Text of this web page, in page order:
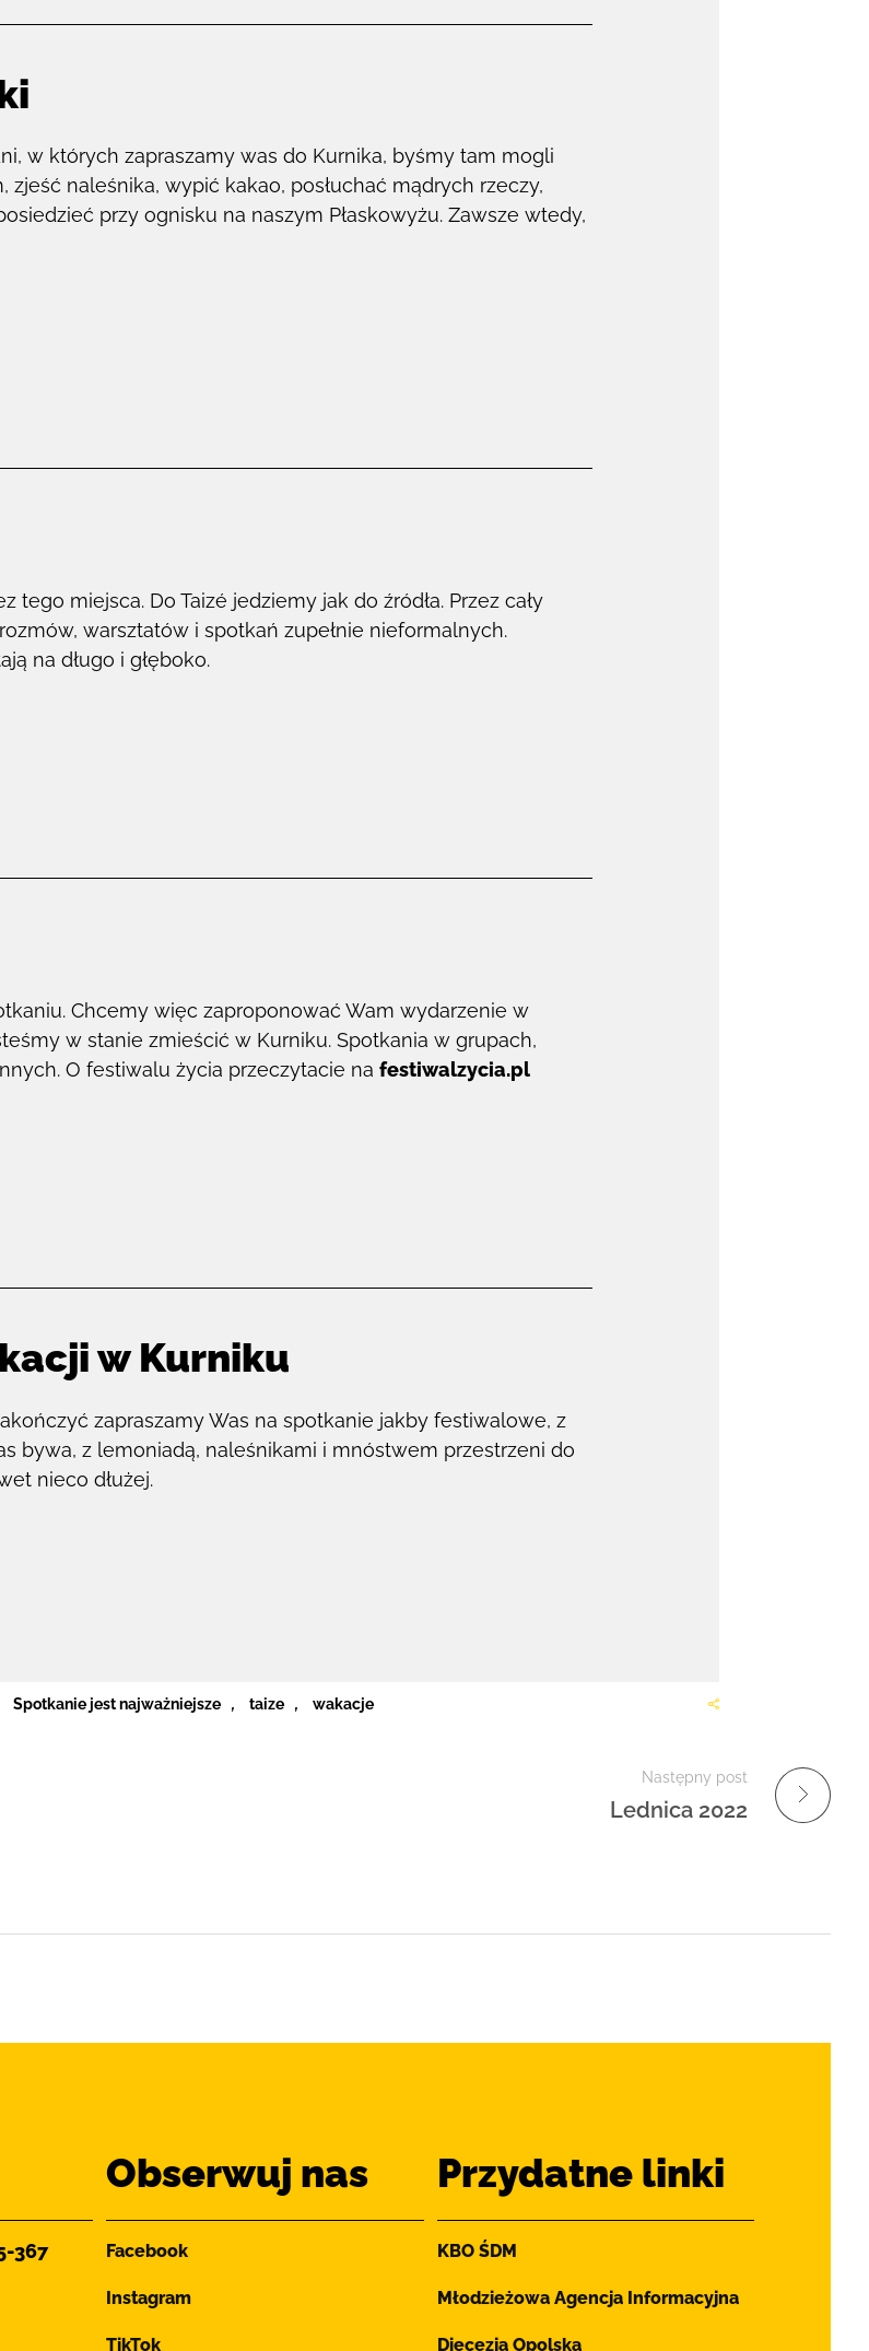
w których zapraszamy was do Kurnika, byśmy tam mogli
zjeść naleśnika, wypić kakao, posłuchać mądrych rzeczy,
przy ognisku na naszym Płaskowyżu. Zawsze wtedy,
tego miejsca. Do Taizé jedziemy jak do źródła. Przez cały
warsztatów i spotkań zupełnie nieformalnych.
na długo i głęboko.
Chcemy więc zaproponować Wam wydarzenie w
w stanie zmieścić w Kurniku. Spotkania w grupach,
O festiwalu życia przeczytacie nafestiwalzycia.pl
w Kurniku
zapraszamy Was na spotkanie jakby festiwalowe, z
bywa, z lemoniadą, naleśnikami i mnóstwem przestrzeni do
nieco dłużej.
Spotkanie jest najważniejsze , taize , wakacje
Następny post
Lednica 2022
367
Obserwuj nas
Facebook
Instagram
TikTok
Przydatne linki
KBO ŚDM
Młodzieżowa Agencja Informacyjna
Diecezja Opolska